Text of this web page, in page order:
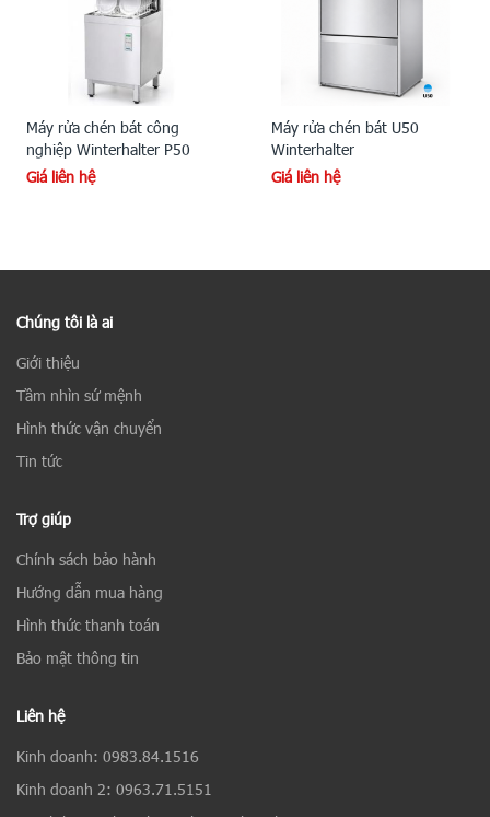
Máy rửa chén bát công
nghiệp Winterhalter P50
Giá liên hệ
Máy rửa chén bát U50
Winterhalter
Giá liên hệ
Chúng tôi là ai
Giới thiệu
Tầm nhìn sứ mệnh
Hình thức vận chuyển
Tin tức
Trợ giúp
Chính sách bảo hành
Hướng dẫn mua hàng
Hình thức thanh toán
Bảo mật thông tin
Liên hệ
Kinh doanh: 0983.84.1516
Kinh doanh 2: 0963.71.5151